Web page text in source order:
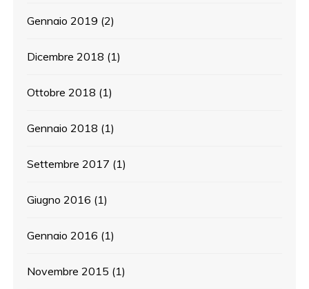
Gennaio 2019 (2)
Dicembre 2018 (1)
Ottobre 2018 (1)
Gennaio 2018 (1)
Settembre 2017 (1)
Giugno 2016 (1)
Gennaio 2016 (1)
Novembre 2015 (1)